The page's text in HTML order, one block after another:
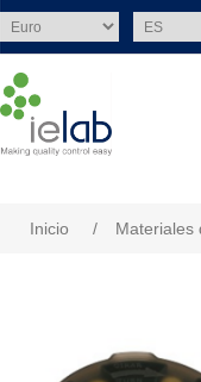
Inicio / Materiales